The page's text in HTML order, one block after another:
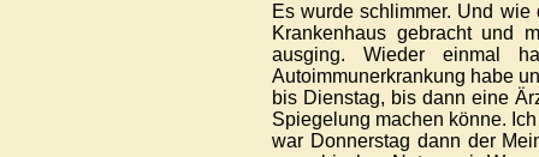
Es wurde schlimmer. Und
Krankenhaus gebracht und
ausging. Wieder einmal
Autoimmunerkrankung habe
bis Dienstag, bis dann eine
Spiegelung machen könne.
war Donnerstag dann der